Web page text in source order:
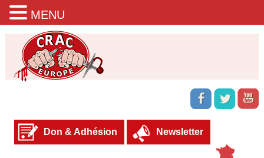
Don & Adhésion Newsletter
MENU